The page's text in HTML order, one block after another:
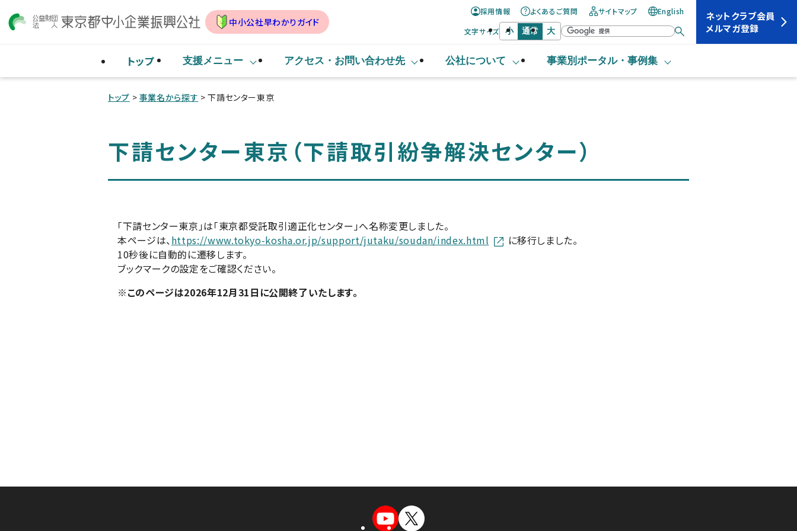
中小公社早わかりガイド
採用情報 よくあるご質問 サイトマップ English
文字サイズ 小 通常 大
ネットクラブ会員
メルマガ登録
トップ 支援メニュー アクセス・ お問い合わせ先 公社について 事業別ポータル・事例集
トップ > 事業名から探す > 下請センター東京
下請センター東京（下請取引紛争解決センター）
「下請センター東京」は「東京都受託取引適正化センター」へ名称変更しました。
本ページは、https://www.tokyo-kosha.or.jp/support/jutaku/soudan/index.html
に移行しました。
10秒後に自動的に遷移します。
ブックマークの設定をご確認ください。
※このページは2026年12月31日に公開終了いたします。